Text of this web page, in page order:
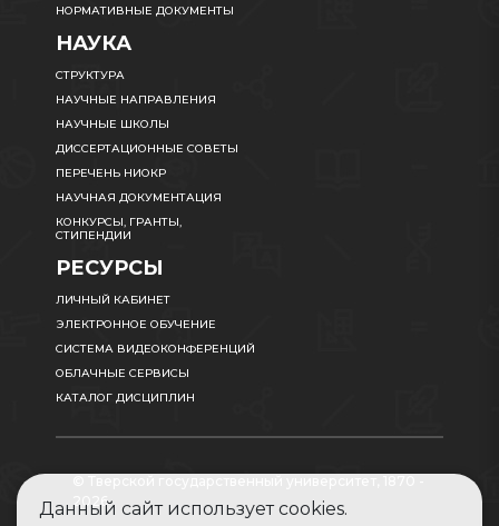
НОРМАТИВНЫЕ ДОКУМЕНТЫ
НАУКА
СТРУКТУРА
НАУЧНЫЕ НАПРАВЛЕНИЯ
НАУЧНЫЕ ШКОЛЫ
ДИССЕРТАЦИОННЫЕ СОВЕТЫ
ПЕРЕЧЕНЬ НИОКР
НАУЧНАЯ ДОКУМЕНТАЦИЯ
КОНКУРСЫ, ГРАНТЫ,
СТИПЕНДИИ
РЕСУРСЫ
ЛИЧНЫЙ КАБИНЕТ
ЭЛЕКТРОННОЕ ОБУЧЕНИЕ
СИСТЕМА ВИДЕОКОНФЕРЕНЦИЙ
ОБЛАЧНЫЕ СЕРВИСЫ
КАТАЛОГ ДИСЦИПЛИН
2026
Данный сайт использует cookies.